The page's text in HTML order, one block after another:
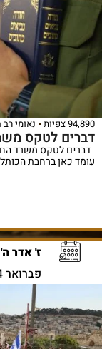
94,890 צפיות נאומי
דברים לטקס
עומד כאן ברחבת
ז' אדר
פברואר 24, 2026